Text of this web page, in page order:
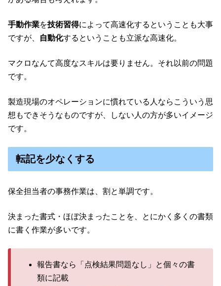
手動作業を技術習得によって高速化するということも大事
ですが、
自動化するということも立派な高速化。
マクロなんて高度なスキルは要りません。それ以前の問題
です。
製造現場のオペレーションに慣れている人ならこういう思
想もできそうなものですが、しない人の方が多いイメージ
です。
転記を少なくする
保全担当者の事務作業は、割と単調です。
決まった書式・ほぼ決まったことを、とにかく多くの書類
に書く作業が多いです。
報告書なら「点検結果問題なし」と個々の書
類に記載